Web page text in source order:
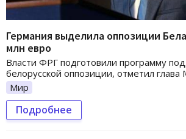
Германия выделила оппозиции
млн евро
Власти ФРГ подготовили программу
белорусской оппозиции, отметил
Мир
Подробнее